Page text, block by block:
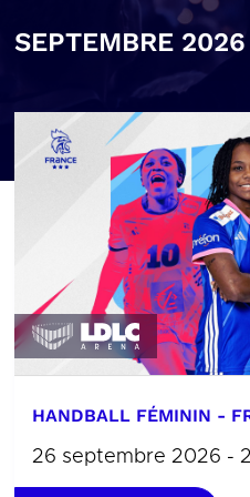
SEPTEMBRE 2026
HANDBALL FÉMININ -
26 septembre 2026 -